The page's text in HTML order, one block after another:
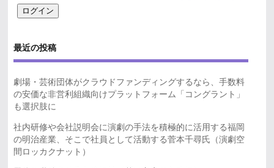
最近の投稿
劇場・芸術団体がクラウドファンディングするなら、手数料
の安価な非営利組織向けプラットフォーム「コングラント」
も選択肢に
社内研修や会社説明会に演劇の手法を積極的に活用する福岡
の明治産業、そこで社員として活動する菅本千尋氏（演劇空
間ロッカクナット）